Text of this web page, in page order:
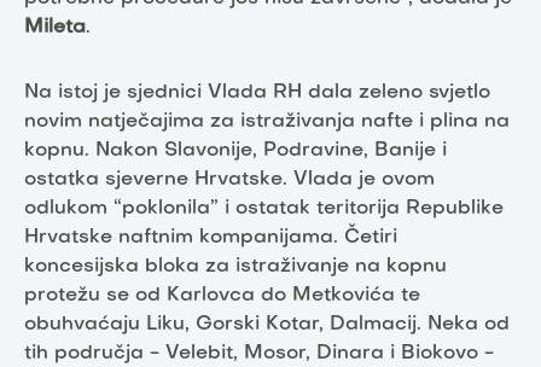
Mileta.
Na istoj je sjednici Vlada RH dala zeleno svjetlo
novim natječajima za istraživanja nafte i plina na
kopnu. Nakon Slavonije, Podravine, Banije i
ostatka sjeverne Hrvatske. Vlada je ovom
odlukom “poklonila” i ostatak teritorija Republike
Hrvatske naftnim kompanijama. Četiri
koncesijska bloka za istraživanje na kopnu
protežu se od Karlovca do Metkovića te
obuhvaćaju Liku, Gorski Kotar, Dalmacij. Neka od
tih područja - Velebit, Mosor, Dinara i Biokovo -